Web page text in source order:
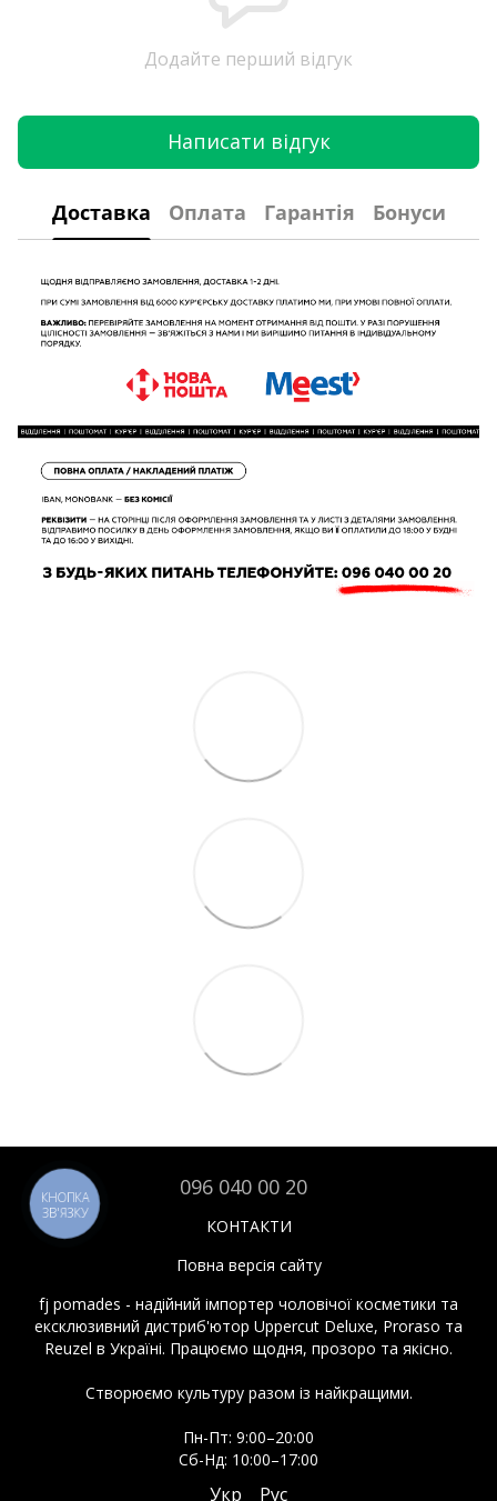
Додайте перший відгук
Написати відгук
Доставка Оплата Гарантія Бонуси
096 040 00 20
КОНТАКТИ
Повна версія сайту
fj pomades - надійний імпортер чоловічої косметики та
ексклюзивний дистриб'ютор Uppercut Deluxe, Proraso та
Reuzel в Україні. Працюємо щодня, прозоро та якісно.
Створюємо культуру разом із найкращими.
Пн-Пт: 9:00–20:00
Сб-Нд: 10:00–17:00
Укр Рус
КНОПКА
ЗВ'ЯЗКУ